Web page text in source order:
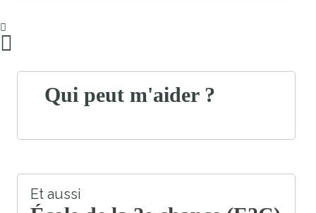
Qui peut m'aider ?
Et aussi